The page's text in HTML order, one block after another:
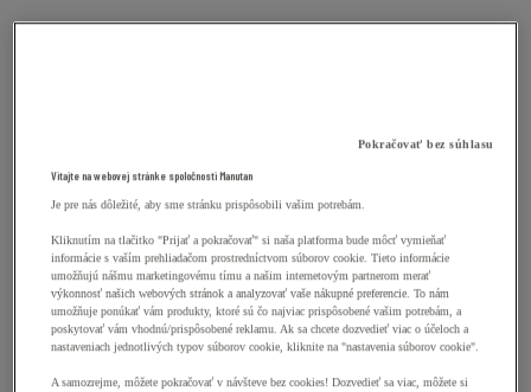
Pokračovať bez súhlasu
Vitajte na webovej stránke spoločnosti Manutan
Je pre nás dôležité, aby sme stránku prispôsobili vašim potrebám.
Kliknutím na tlačitko "Prijať a pokračovať" si naša platforma bude môcť vymieňať
informácie s vaším prehliadačom prostredníctvom súborov cookie. Tieto informácie
umožňujú nášmu marketingovému tímu a našim internetovým partnerom merať
výkonnosť našich webových stránok a analyzovať vaše nákupné preferencie. To nám
umožňuje ponúkať vám produkty, ktoré sú čo najviac prispôsobené vašim potrebám, a
poskytovať vám vhodnú/prispôsobené reklamu. Ak sa chcete dozvedieť viac o účeloch a
nastaveniach jednotlivých typov súborov cookie, kliknite na "nastavenia súborov cookie".
A samozrejme, môžete pokračovať v návšteve bez cookies! Dozvedieť sa viac, môžete si